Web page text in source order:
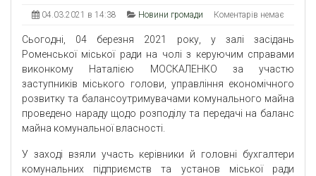
04.03.2021 в 14:38 Новини громади Коментарів немає
Сьогодні, 04 березня 2021 року, у залі засідань
Роменської міської ради на чолі з керуючим справами
виконкому Наталією МОСКАЛЕНКО за участю
заступників міського голови, управління економічного
розвитку та балансоутримувачами комунального майна
проведено нараду щодо розподілу та передачі на баланс
майна комунальної власності.
У заході взяли участь керівники й головні бухгалтери
комунальних підприємств та установ міської ради